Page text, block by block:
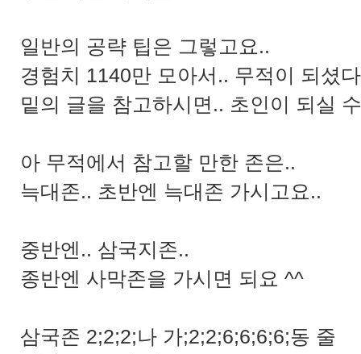
일반의 공략 팁은 그렇고요..
경험치 1140만 모아서.. 무적이 되셨
밑의 글을 참고하시면.. 초인이 되실
아 무적에서 참고할 만한 존은..
늑대존.. 초반엔 늑대존 가시고요..
중반엔.. 삼국지존..
종반엔 사막존을 가시면 되요 ^^
삼국존 2;2;2;나 가;2;2;6;6;6;6;동 줄